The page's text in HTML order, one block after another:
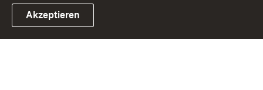
Link zum Landesportal
Akzeptieren